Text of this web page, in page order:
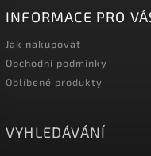
INFORMACE PRO
Jak nakupovat
Obchodní podmínky
Oblíbené produkty
VYHLEDÁVÁNÍ